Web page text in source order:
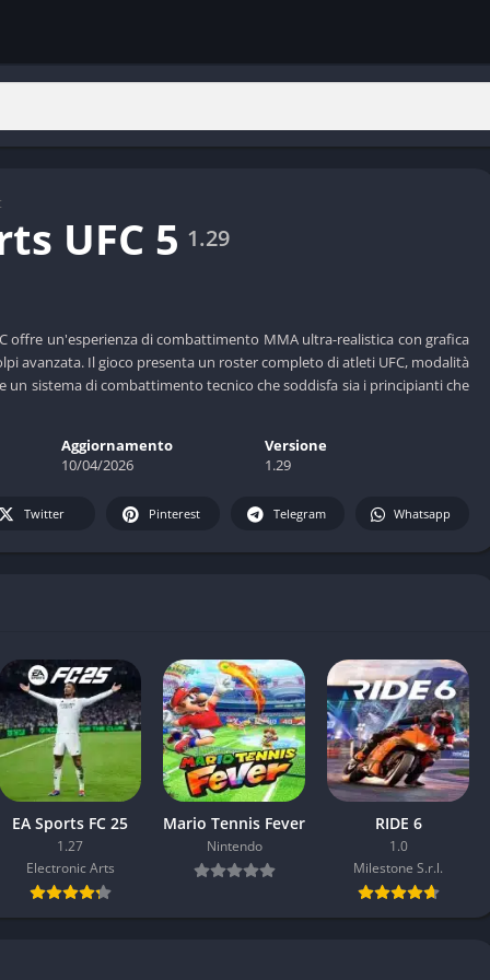
UFC 5 1.29
offre un'esperienza di combattimento MMA ultra-realistica con grafica
avanzata. Il gioco presenta un roster completo di atleti UFC, modalità
un sistema di combattimento tecnico che soddisfa sia i principianti che
Aggiornamento
10/04/2026
Versione
1.29
Twitter Pinterest Telegram Whatsapp
EA Sports FC 25
1.27
Electronic Arts
Mario Tennis Fever
Nintendo
RIDE 6
1.0
Milestone S.r.l.